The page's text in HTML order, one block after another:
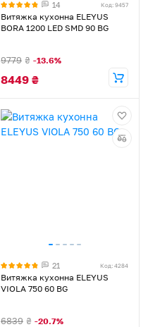
14 Код: 9457
Витяжка кухонна ELEYUS
BORA 1200 LED SMD 90 BG
9779 ₴ -13.6%
8449 ₴
21 Код: 4284
Витяжка кухонна ELEYUS
VIOLA 750 60 BG
6839 ₴ -20.7%